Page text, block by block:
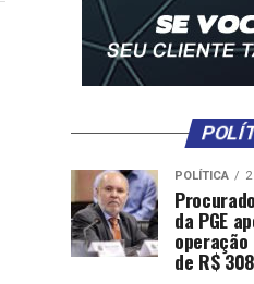
POLÍTICA
da PGE
de R$